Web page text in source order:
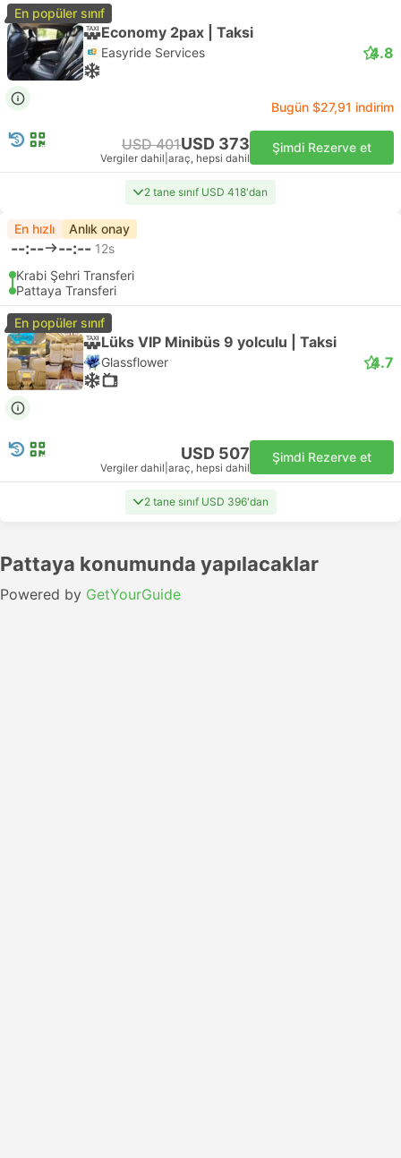
En popüler sınıf
Economy 2pax | Taksi
Easyride Services 4.8
Bugün $27,91 indirim
USD 401USD 373
Vergiler dahil araç, hepsi dahil
Şimdi Rezerve et
2 tane sınıf USD 418'dan
En hızlı Anlık onay
--:-- --:-- 12s
Krabi Şehri Transferi
Pattaya Transferi
En popüler sınıf
Lüks VIP Minibüs 9 yolculu | Taksi
Glassflower 4.7
USD 507
Vergiler dahil araç, hepsi dahil
Şimdi Rezerve et
2 tane sınıf USD 396'dan
Pattaya konumunda yapılacaklar
Powered by GetYourGuide